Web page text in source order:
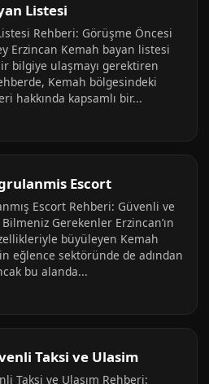
Listesi
Rehberi: Görüşme Öncesi
Erzincan Kemah bayan listesi
bilgiye ulaşmayı gerektiren
Kemah bölgesindeki
hakkında kapsamlı bir...
Escort
Escort Rehberi: Güvenli ve
Gerekenler Erzincan’ın
büyüleyen Kemah
eğlence sektöründe de adından
bu alanda...
Taksi ve Ulasim
Taksi ve Ulaşım Rehberi: